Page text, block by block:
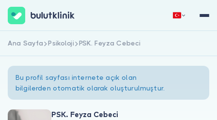
Hemen Kaydol
Ana Sayfa Psikoloji PSK. Feyza Cebeci
Bu profil sayfası internete açık olan
bilgilerden otomatik olarak oluşturulmuştur.
PSK. Feyza Cebeci